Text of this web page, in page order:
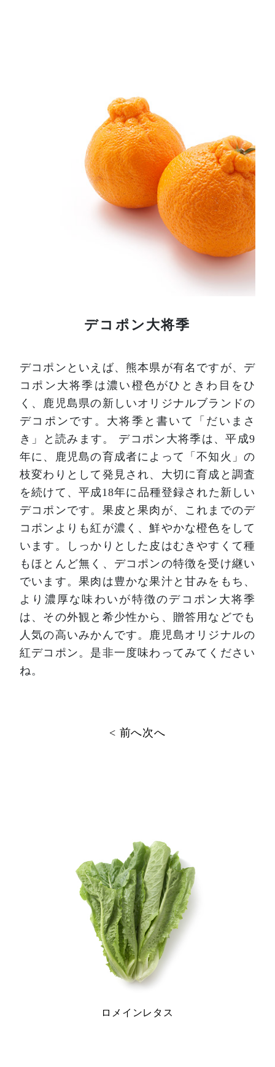
デコポン大将季
デコポンといえば、熊本県が有名ですが、デ
コポン大将季は濃い橙色がひときわ目をひ
く、鹿児島県の新しいオリジナルブランドの
デコポンです。大将季と書いて「だいまさ
き」と読みます。
デコポン大将季は、平成9
年に、鹿児島の育成者によって「不知火」の
枝変わりとして発見され、大切に育成と調査
を続けて、平成18年に品種登録された新しい
デコポンです。果皮と果肉が、これまでのデ
コポンよりも紅が濃く、鮮やかな橙色をして
います。しっかりとした皮はむきやすくて種
もほとんど無く、デコポンの特徴を受け継い
でいます。果肉は豊かな果汁と甘みをもち、
より濃厚な味わいが特徴のデコポン大将季
は、その外観と希少性から、贈答用などでも
人気の高いみかんです。鹿児島オリジナルの
紅デコポン。是非一度味わってみてください
ね。
< 前へ次へ
ロメインレタス